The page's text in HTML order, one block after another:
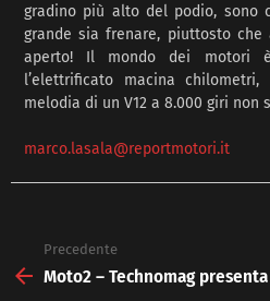
gradino più alto del podio, sono
grande sia frenare, piuttosto
aperto! Il mondo dei motori
l’elettrificato macina
melodia di un V12 a 8.000 giri non
marco.lasala@reportmotori.it
more
Precedente
Moto2 – Technomag